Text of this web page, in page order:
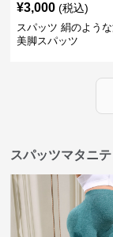
¥3,000 (税込)
スパッツ 絹のよう
美脚スパッツ
スパッツマタニ